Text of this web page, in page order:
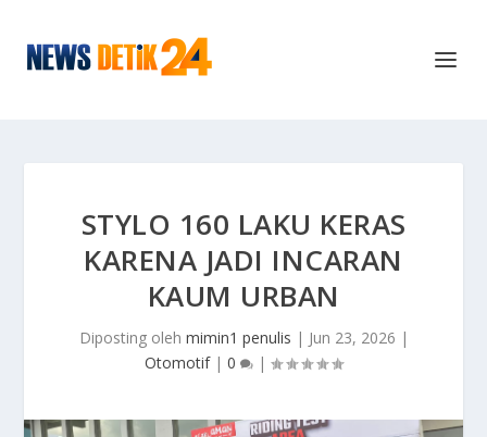
STYLO 160 LAKU KERAS
KARENA JADI INCARAN
KAUM URBAN
Diposting oleh mimin1 penulis | Jun 23, 2026 |
Otomotif| 0 |